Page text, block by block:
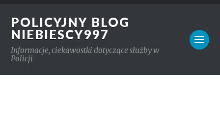
POLICYJNY BLOG
NIEBIESCY997
Informacje, ciekawostki dotyczące służby w
Policji